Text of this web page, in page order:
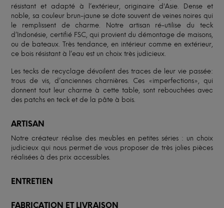
résistant et adapté à l’extérieur, originaire d'Asie. Dense et
noble, sa couleur brun-jaune se dote souvent de veines noires qui
le remplissent de charme. Notre artisan ré-utilise du teck
d’Indonésie, certifié FSC, qui provient du démontage de maisons,
ou de bateaux. Très tendance, en intérieur comme en extérieur,
ce bois résistant à l’eau est un choix très judicieux.
Les tecks de recyclage dévoilent des traces de leur vie passée:
trous de vis, d’anciennes charnières. Ces «imperfections», qui
donnent tout leur charme à cette table, sont rebouchées avec
des patchs en teck et de la pâte à bois.
ARTISAN
Notre créateur réalise des meubles en petites séries : un choix
judicieux qui nous permet de vous proposer de très jolies pièces
réalisées à des prix accessibles.
ENTRETIEN
FABRICATION ET LIVRAISON